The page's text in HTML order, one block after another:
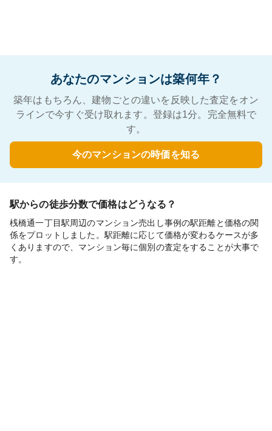
あなたのマンションは築何年？
築年はもちろん、建物ごとの違いを反映した査定をオン
ラインで今すぐ受け取れます。登録は1分。完全無料で
す。
今のマンションの時価を知る
駅からの徒歩分数で価格はどうなる？
桟橋通一丁目駅周辺のマンション売出し事例の駅距離と価格の関
係をプロットしました。駅距離に応じて価格が変わるケースが多
くありますので、マンション毎に個別の査定をすることが大事で
す。